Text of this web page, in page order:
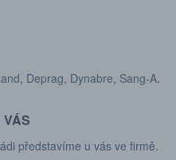
Deprag, Dynabre, Sang-A.
VÁS
představíme u vás ve firmě.